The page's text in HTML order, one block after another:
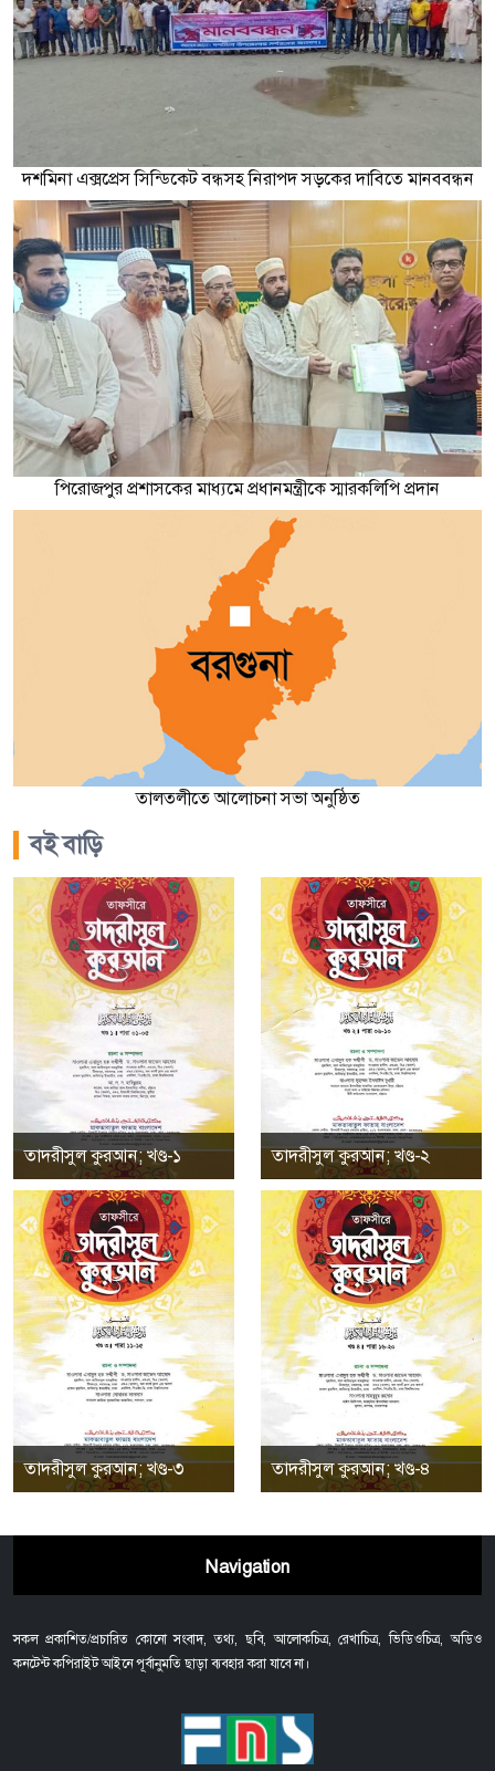
দশমিনা এক্সপ্রেস সিন্ডিকেট বন্ধসহ নিরাপদ সড়কের দাবিতে মানববন্ধন
পিরোজপুর প্রশাসকের মাধ্যমে প্রধানমন্ত্রীকে স্মারকলিপি প্রদান
তালতলীতে আলোচনা সভা অনুষ্ঠিত
বই বাড়ি
তাদরীসুল কুরআন; খণ্ড-১ তাদরীসুল কুরআন; খণ্ড-২
তাদরীসুল কুরআন; খণ্ড-৩ তাদরীসুল কুরআন; খণ্ড-৪
Navigation
সকল প্রকাশিত/প্রচারিত কোনো সংবাদ, তথ্য, ছবি, আলোকচিত্র, রেখাচিত্র, ভিডিওচিত্র, অডিও
কনটেন্ট কপিরাইট আইনে পূর্বানুমতি ছাড়া ব্যবহার করা যাবে না।